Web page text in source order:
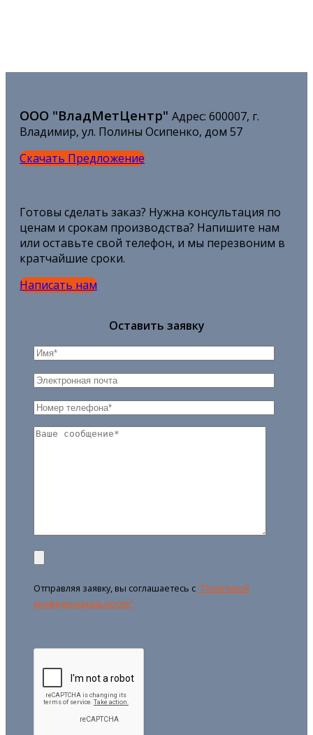
OOO "ВладМетЦентр" Адрес: 600007, г.
Владимир, ул. Полины Осипенко, дом 57
Скачать Предложение
Готовы сделать заказ? Нужна консультация по
ценам и срокам производства? Напишите нам
или оставьте свой телефон, и мы перезвоним в
кратчайшие сроки.
Написать нам
Оставить заявку
Отправляя заявку, вы соглашаетесь с "Политикой
конфиденциальности"